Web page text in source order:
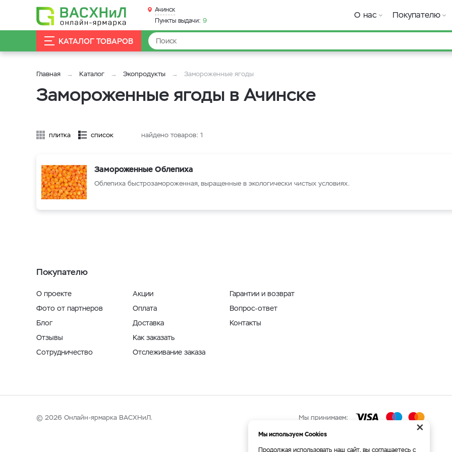
Ачинск
Пункты выдачи: 9
О нас Покупателю
КАТАЛОГ ТОВАРОВ
Главная Каталог Экопродукты Замороженные ягоды
Замороженные ягоды в Ачинске
плитка список найдено товаров: 1
Замороженные Облепиха
Облепиха быстрозамороженная, выращенные в экологически чистых условиях.
Покупателю
О проекте
Фото от партнеров
Блог
Отзывы
Сотрудничество
Акции
Оплата
Доставка
Как заказать
Отслеживание заказа
Гарантии и возврат
Вопрос-ответ
Контакты
© 2026 Онлайн-ярмарка ВАСХНиЛ. Мы принимаем: ×
Мы используем Cookies
Продолжая использовать наш сайт, вы соглашаетесь с